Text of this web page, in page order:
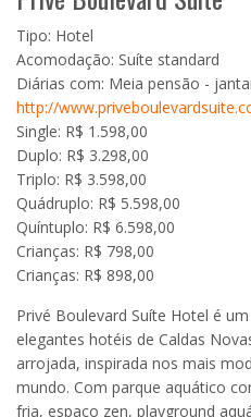
Tipo: Hotel
Acomodação: Suíte standard
Diárias com: Meia pensão -
http://
Single: R$ 1.598,00
Duplo: R$ 3.298,00
Triplo: R$ 3.598,00
Quádruplo: R$ 5.598,00
Quíntuplo: R$ 6.598,00
Crianças: R$ 798,00
Crianças: R$ 898,00
Privé Boulevard Suíte Hotel é
elegantes hotéis de Caldas
arrojada, inspirada nos mais
mundo. Com parque aquático
fria, espaço zen, playground